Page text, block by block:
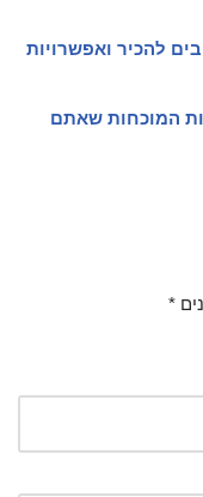
להכיר ואפשרויות
המוכחות שאתם
*